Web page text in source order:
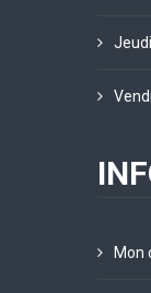
Jeudi
Mon